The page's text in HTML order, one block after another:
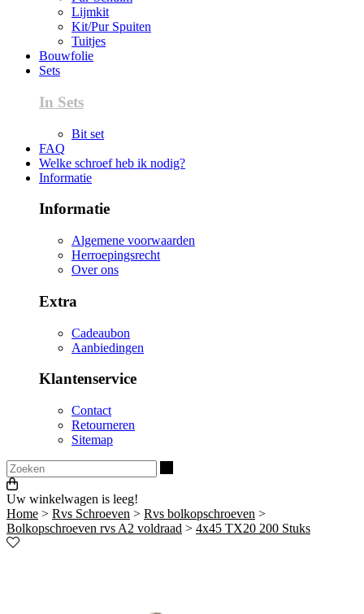
Lijmkit
Kit/Pur Spuiten
Tuitjes
Bouwfolie
Sets
In Sets
Bit set
FAQ
Welke schroef heb ik nodig?
Informatie
Informatie
Algemene voorwaarden
Herroepingsrecht
Over ons
Extra
Cadeaubon
Aanbiedingen
Klantenservice
Contact
Retourneren
Sitemap
Uw winkelwagen is leeg!
Home > Rvs Schroeven > Rvs bolkopschroeven >
Bolkopschroeven rvs A2 voldraad > 4x45 TX20 200 Stuks